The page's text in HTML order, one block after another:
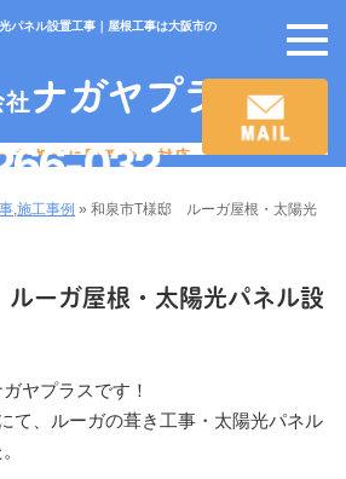
パネル設置工事｜屋根工事は大阪市の
施工事例 » 和泉市T様邸 ルーガ屋根・太陽光
ーガ屋根・太陽光パネル設
ヤプラスです！
て、ルーガの葺き工事・太陽光パネル